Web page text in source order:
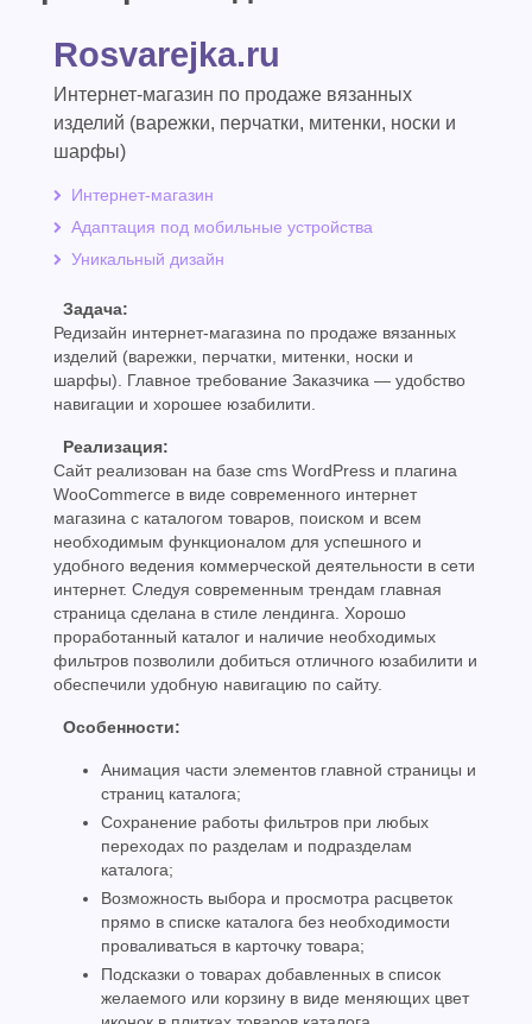
Rosvarejka.ru
Интернет-магазин по продаже вязанных
изделий (варежки, перчатки, митенки, носки и
шарфы)
Интернет-магазин
Адаптация под мобильные устройства
Уникальный дизайн
Задача:
Редизайн интернет-магазина по продаже вязанных
изделий (варежки, перчатки, митенки, носки и
шарфы). Главное требование Заказчика — удобство
навигации и хорошее юзабилити.
Реализация:
Сайт реализован на базе cms WordPress и плагина
WooCommerce в виде современного интернет
магазина c каталогом товаров, поиском и всем
необходимым функционалом для успешного и
удобного ведения коммерческой деятельности в сети
интернет. Следуя современным трендам главная
страница сделана в стиле лендинга. Хорошо
проработанный каталог и наличие необходимых
фильтров позволили добиться отличного юзабилити и
обеспечили удобную навигацию по сайту.
Особенности:
Анимация части элементов главной страницы и
страниц каталога;
Сохранение работы фильтров при любых
переходах по разделам и подразделам
каталога;
Возможность выбора и просмотра расцветок
прямо в списке каталога без необходимости
проваливаться в карточку товара;
Подсказки о товарах добавленных в список
желаемого или корзину в виде меняющих цвет